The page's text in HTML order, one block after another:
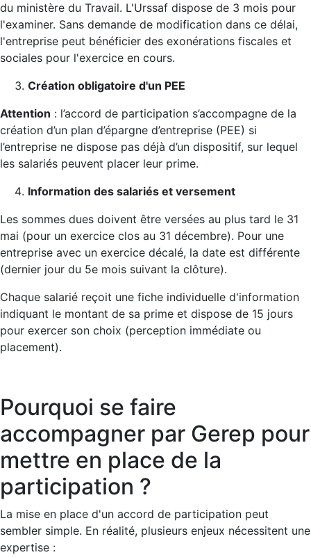
du ministère du Travail. L'Urssaf dispose de 3 mois pour
l'examiner. Sans demande de modification dans ce délai,
l'entreprise peut bénéficier des exonérations fiscales et
sociales pour l'exercice en cours.
Création obligatoire d'un PEE
Attention : l’accord de participation s’accompagne de la
création d’un plan d’épargne d’entreprise (PEE) si
l’entreprise ne dispose pas déjà d’un dispositif, sur lequel
les salariés peuvent placer leur prime.
Information des salariés et versement
Les sommes dues doivent être versées au plus tard le 31
mai (pour un exercice clos au 31 décembre). Pour une
entreprise avec un exercice décalé, la date est différente
(dernier jour du 5e mois suivant la clôture).
Chaque salarié reçoit une fiche individuelle d'information
indiquant le montant de sa prime et dispose de 15 jours
pour exercer son choix (perception immédiate ou
placement).
Pourquoi se faire
accompagner par Gerep pour
mettre en place de la
participation ?
La mise en place d'un accord de participation peut
sembler simple. En réalité, plusieurs enjeux nécessitent une
expertise :